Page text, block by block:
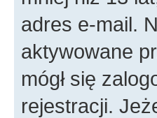
adres e-mail.
aktywowane
mógł się
rejestracji.